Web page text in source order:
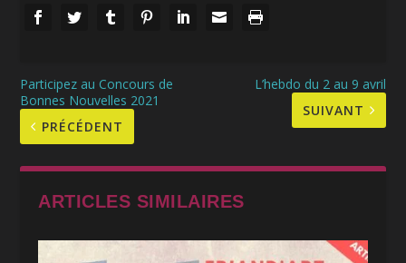
Participez au Concours de
Bonnes Nouvelles 2021
PRÉCÉDENT
L’hebdo du 2 au 9 avril
SUIVANT
ARTICLES SIMILAIRES